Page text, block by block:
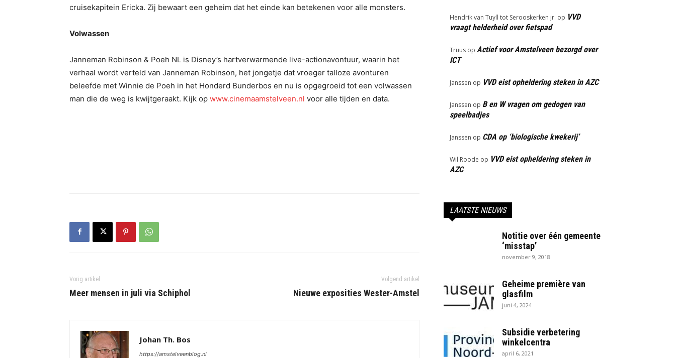
cruisekapitein Ericka. Zij bewaart een geheim dat het einde kan betekenen voor alle monsters.
Volwassen
Janneman Robinson & Poeh NL is Disney’s hartverwarmende live-actionavontuur, waarin het
verhaal wordt verteld van Janneman Robinson, het jongetje dat vroeger talloze avonturen
beleefde met Winnie de Poeh in het Honderd Bunderbos en nu is opgegroeid tot een volwassen
man die de weg is kwijtgeraakt. Kijk op www.cinemaamstelveen.nl voor alle tijden en data.
Vorig artikel
Meer mensen in juli via Schiphol
Volgend artikel
Nieuwe exposities Wester-Amstel
Johan Th. Bos
https://amstelveenblog.nl
Hendrik van Tuyll tot Serooskerken jr. op VVD
vraagt helderheid over fietspad
Truus op Actief voor Amstelveen bezorgd over
ICT
Janssen op VVD eist opheldering steken in AZC
Janssen op B en W vragen om gedogen van
speelbadjes
Janssen op CDA op ‘biologische kwekerij’
Wil Roode op VVD eist opheldering steken in
AZC
LAATSTE NIEUWS
Notitie over één gemeente
‘misstap’
november 9, 2018
Geheime première van
glasfilm
juni 4, 2024
Subsidie verbetering
winkelcentra
april 6, 2021